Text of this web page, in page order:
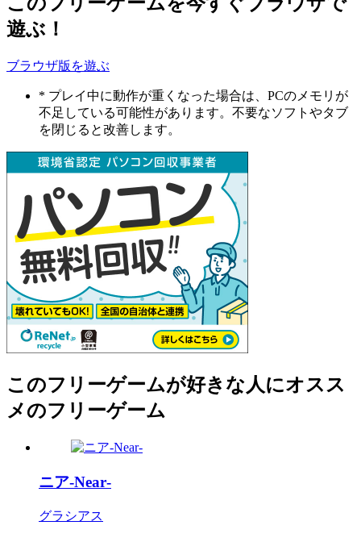
遊ぶ！
ブラウザ版を遊ぶ
* プレイ中に動作が重くなった場合は、PCのメモリが
不足している可能性があります。不要なソフトやタブ
を閉じると改善します。
このフリーゲームが好きな人にオスス
メのフリーゲーム
ニア‐Near‐
グラシアス